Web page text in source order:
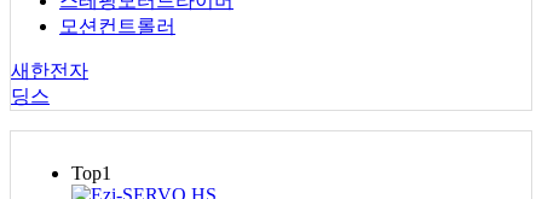
모션컨트롤러
새한전자
딩스
Top1